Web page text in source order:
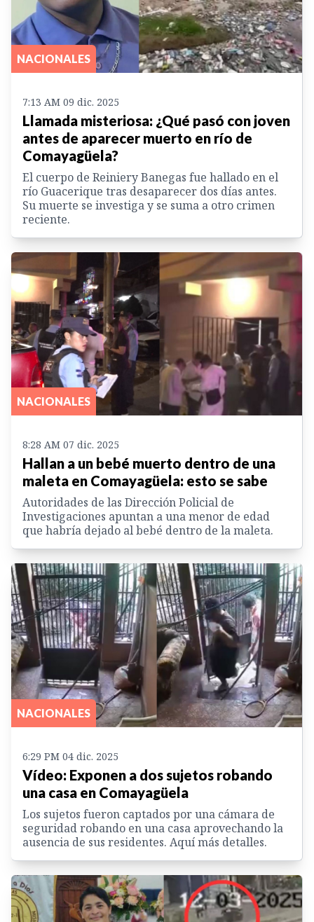
NACIONALES
7:13 AM 09 dic. 2025
Llamada misteriosa: ¿Qué pasó con joven
antes de aparecer muerto en río de
Comayagüela?
El cuerpo de Reiniery Banegas fue hallado en el
río Guacerique tras desaparecer dos días antes.
Su muerte se investiga y se suma a otro crimen
reciente.
NACIONALES
8:28 AM 07 dic. 2025
Hallan a un bebé muerto dentro de una
maleta en Comayagüela: esto se sabe
Autoridades de las Dirección Policial de
Investigaciones apuntan a una menor de edad
que habría dejado al bebé dentro de la maleta.
NACIONALES
6:29 PM 04 dic. 2025
Vídeo: Exponen a dos sujetos robando
una casa en Comayagüela
Los sujetos fueron captados por una cámara de
seguridad robando en una casa aprovechando la
ausencia de sus residentes. Aquí más detalles.